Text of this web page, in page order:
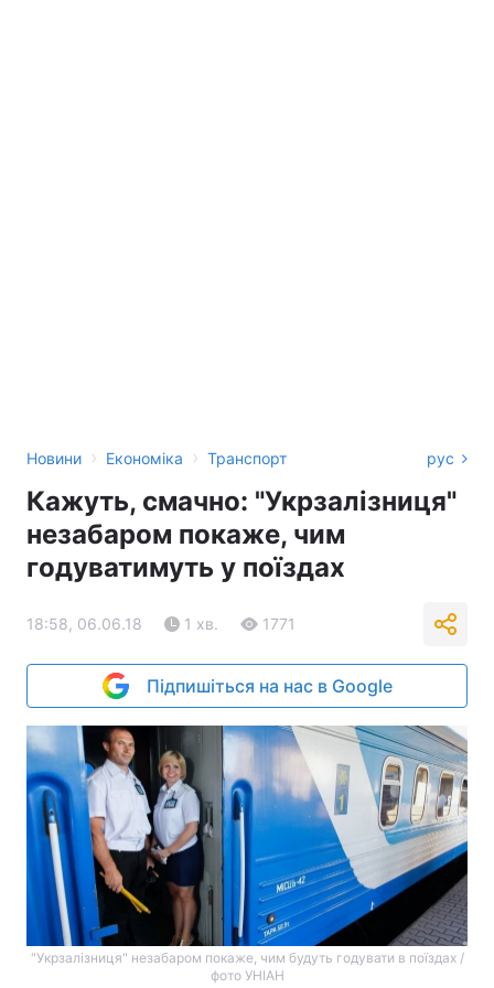
Новини › Економіка › Транспорт рус
Кажуть, смачно: "Укрзалізниця"
незабаром покаже, чим
годуватимуть у поїздах
18:58, 06.06.18 1 хв. 1771
Підпишіться на нас в Google
"Укрзалізниця" незабаром покаже, чим будуть годувати в поїздах /
фото УНІАН